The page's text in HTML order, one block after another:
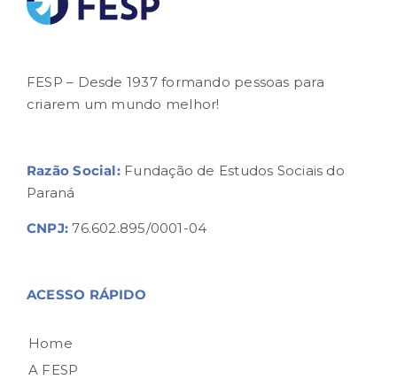
FESP – Desde 1937 formando pessoas para
criarem um mundo melhor!
Razão Social:Fundação de Estudos Sociais do
Paraná
CNPJ: 76.602.895/0001-04
ACESSO RÁPIDO
Home
A FESP